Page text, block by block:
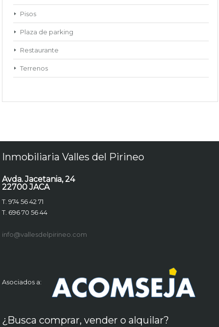
Pisos
Plaza de parking
Restaurante
Terrenos
Inmobiliaria Valles del Pirineo
Avda. Jacetania, 24
22700 JACA
T. 974 56 42 71
T. 696 70 56 44
info@vallesdelpirineo.com
Asociados a:
¿Busca comprar, vender o alquilar?